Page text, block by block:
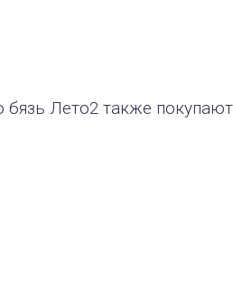
бязь Лето2 также покупают